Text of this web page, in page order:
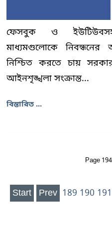
ফেসবুক ও
মাধ্যমগুলোকে
নিশ্চিত করতে চায়
আইনশৃঙ্খলা সংক্রান্ত...
বিস্তারিত ...
Page
Start Prev 189 190 191